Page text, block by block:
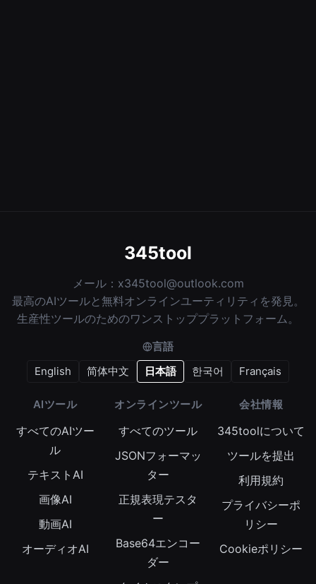
345tool
メール： x345tool@outlook.com
最高のAIツールと無料オンラインユーティリティを発見。
生産性ツールのためのワンストッププラットフォーム。
言語
English
简体中文 日本語 한국어 Français
AIツール
すべてのAIツー
ル
テキストAI
画像AI
動画AI
オーディオAI
オンラインツール
すべてのツール
JSONフォーマッ
ター
正規表現テスタ
ー
Base64エンコー
ダー
会社情報
345toolについて
ツールを提出
利用規約
プライバシーポ
リシー
Cookieポリシー